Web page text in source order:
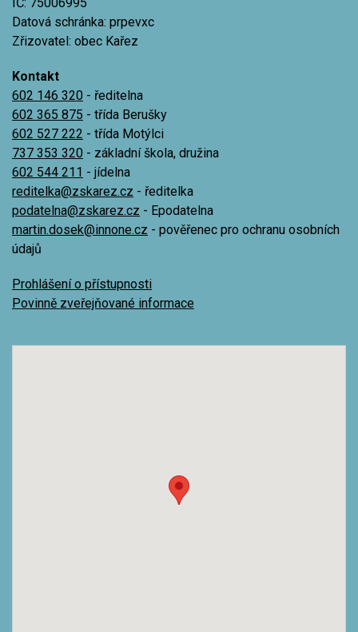
Datová schránka: prpevxc
Zřizovatel: obec Kařez
Kontakt
602 146 320 - ředitelna
602 365 875 - třída Berušky
602 527 222 - třída Motýlci
737 353 320 - základní škola, družina
602 544 211 - jídelna
reditelka@zskarez.cz - ředitelka
podatelna@zskarez.cz - Epodatelna
martin.dosek@innone.cz - pověřenec pro ochranu osobních
údajů
Prohlášení o přístupnosti
Povinně zveřejňované informace